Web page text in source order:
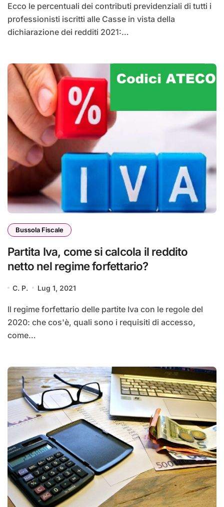
Ecco le percentuali dei contributi previdenziali di tutti i
professionisti iscritti alle Casse in vista della
dichiarazione dei redditi 2021:…
Bussola Fiscale
Partita Iva, come si calcola il reddito
netto nel regime forfettario?
C. P. Lug 1, 2021
Il regime forfettario delle partite Iva con le regole del
2020: che cos'è, quali sono i requisiti di accesso,
come…